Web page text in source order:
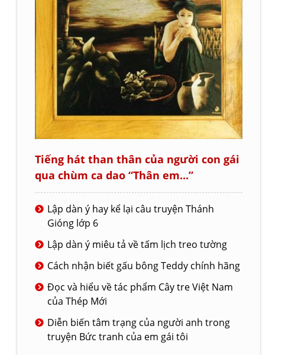
Tiếng hát than thân của người con gái
qua chùm ca dao “Thân em...”
Lập dàn ý hay kể lại câu truyện Thánh
Gióng lớp 6
Lập dàn ý miêu tả về tấm lịch treo tường
Cách nhận biết gấu bông Teddy chính hãng
Đọc và hiểu về tác phẩm Cây tre Việt Nam
của Thép Mới
Diễn biến tâm trạng của người anh trong
truyện Bức tranh của em gái tôi